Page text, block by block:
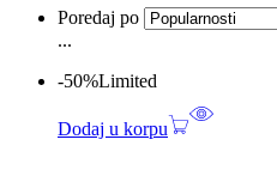
Poredaj po
...
-50%Limited
Dodaj u korpu